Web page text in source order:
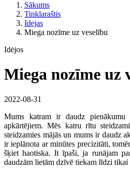
Sākums
Tinklaraštis
Idejas
Miega nozīme uz veselību
Idėjos
Miega nozīme uz
2022-08-31
Mums katram ir daudz
apkārtējiem. Mēs katru rītu
steidzamies mājās un mums ir daudz
ir ieplānota ar minūtes precizitāti,
šķiet haotiska. It īpaši, ja runājam
daudzām lietām dzīvē tiekam līdzi tikai